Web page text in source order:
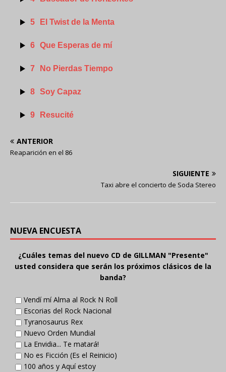
5 El Twist de la Menta
6 Que Esperas de mí
7 No Pierdas Tiempo
8 Soy Capaz
9 Resucité
ANTERIOR
Reaparición en el 86
SIGUIENTE
Taxi abre el concierto de Soda Stereo
NUEVA ENCUESTA
¿Cuáles temas del nuevo CD de GILLMAN "Presente"
usted considera que serán los próximos clásicos de la
banda?
Vendí mí Alma al Rock N Roll
Escorias del Rock Nacional
Tyranosaurus Rex
Nuevo Orden Mundial
La Envidia... Te matará!
No es Ficción (Es el Reinicio)
100 años y Aquí estoy